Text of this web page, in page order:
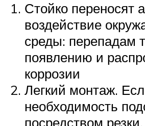
Стойко переносят
воздействие
среды: перепадам
появлению и
коррозии
Легкий монтаж.
необходимость
посредством